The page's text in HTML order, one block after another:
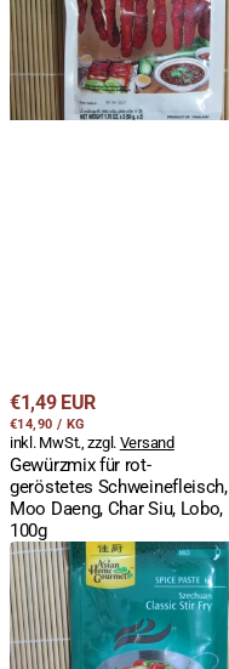
geröstetes
Schweinefleisch,
Moo
Daeng,
Char
Siu,
Regulärer
Preis
€1,49 EUR
STÜCKPREIS
€14,90 / PRO
KG
inkl. MwSt., zzgl. Versand
Gewürzmix für rot-
geröstetes Schweinefleisch,
Moo Daeng, Char Siu, Lobo,
100g
Szechuan,
Classic
Stir
Fry,
AHG,